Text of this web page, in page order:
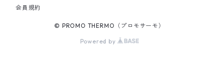
CARE（ケア）
会員規約
© PROMO THERMO（プロモサーモ）
Powered by